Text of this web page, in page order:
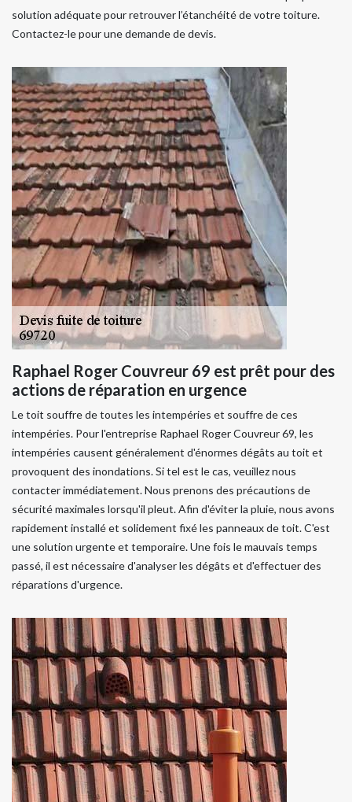
solution adéquate pour retrouver l’étanchéité de votre toiture.
Contactez-le pour une demande de devis.
Raphael Roger Couvreur 69 est prêt pour des
actions de réparation en urgence
Le toit souffre de toutes les intempéries et souffre de ces
intempéries. Pour l'entreprise Raphael Roger Couvreur 69, les
intempéries causent généralement d'énormes dégâts au toit et
provoquent des inondations. Si tel est le cas, veuillez nous
contacter immédiatement. Nous prenons des précautions de
sécurité maximales lorsqu'il pleut. Afin d'éviter la pluie, nous avons
rapidement installé et solidement fixé les panneaux de toit. C'est
une solution urgente et temporaire. Une fois le mauvais temps
passé, il est nécessaire d'analyser les dégâts et d'effectuer des
réparations d'urgence.